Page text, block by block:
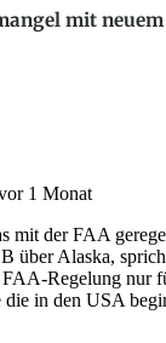
mit neuem